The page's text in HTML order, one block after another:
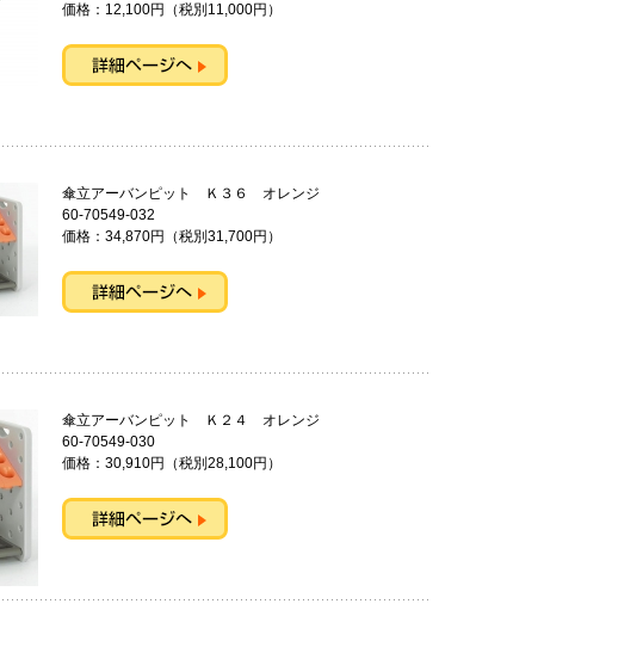
価格：12,100円（税別11,000円）
傘立アーバンピット Ｋ３６ オレンジ
60-70549-032
価格：34,870円（税別31,700円）
傘立アーバンピット Ｋ２４ オレンジ
60-70549-030
価格：30,910円（税別28,100円）